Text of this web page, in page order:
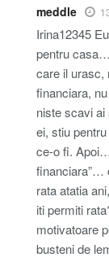
meddle
Irina12345
pentru
care il urasc,
financiara,
niste scavi
ei, stiu
ce-o fi.
financiara”…
rata atatia
iti permiti
motivatoare
busteni de